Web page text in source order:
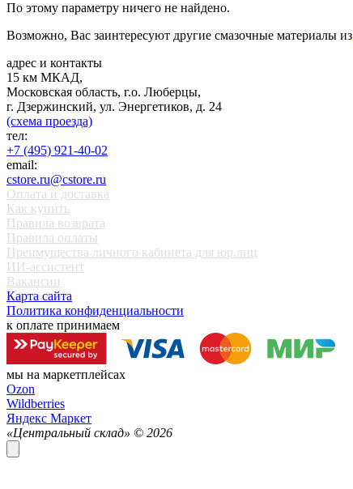
По этому параметру ничего не найдено.
Возможно, Вас заинтересуют другие смазочные материалы из
адрес и контакты
15 км МКАД,
Московская область, г.о. Люберцы,
г. Дзержинский, ул. Энергетиков, д. 24
(схема проезда)
тел:
+7 (495) 921-40-02
email:
cstore.ru@cstore.ru
Оплата и доставка
Как купить
Правила возврата
Правила оплаты
Преимущества личного кабинета для юр.лиц
ИИ-ассистент
Вакансии
Карта сайта
Политика конфиденциальности
к оплате принимаем
мы на маркетплейсах
Ozon
Wildberries
Яндекс Маркет
«Центральный склад» © 2026